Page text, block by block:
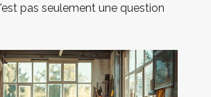
pas seulement une question